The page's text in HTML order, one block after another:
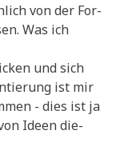
von der For­
Was ich
und sich
ist mir
- dies ist ja
Ideen die­